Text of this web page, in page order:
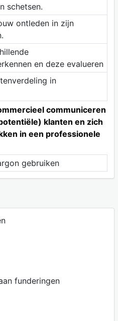
schetsen.
ontleden in zijn
en deze evalueren
in
communiceren
klanten en zich
in een professionele
gebruiken
funderingen